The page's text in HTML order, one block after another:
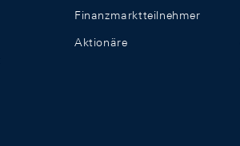
Finanzmarktteilnehmer
Aktionäre